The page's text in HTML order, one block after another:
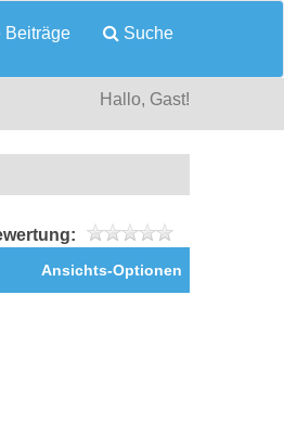
Beiträge Suche
Hallo, Gast!
Ansichts-Optionen